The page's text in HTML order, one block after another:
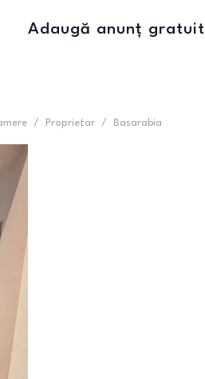
Adaugă anunț gratuit
/ Proprietar / Basarabia